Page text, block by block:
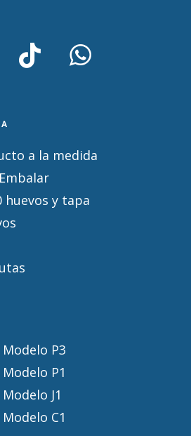
a la medida
huevos y tapa
P3
P1
J1
C1